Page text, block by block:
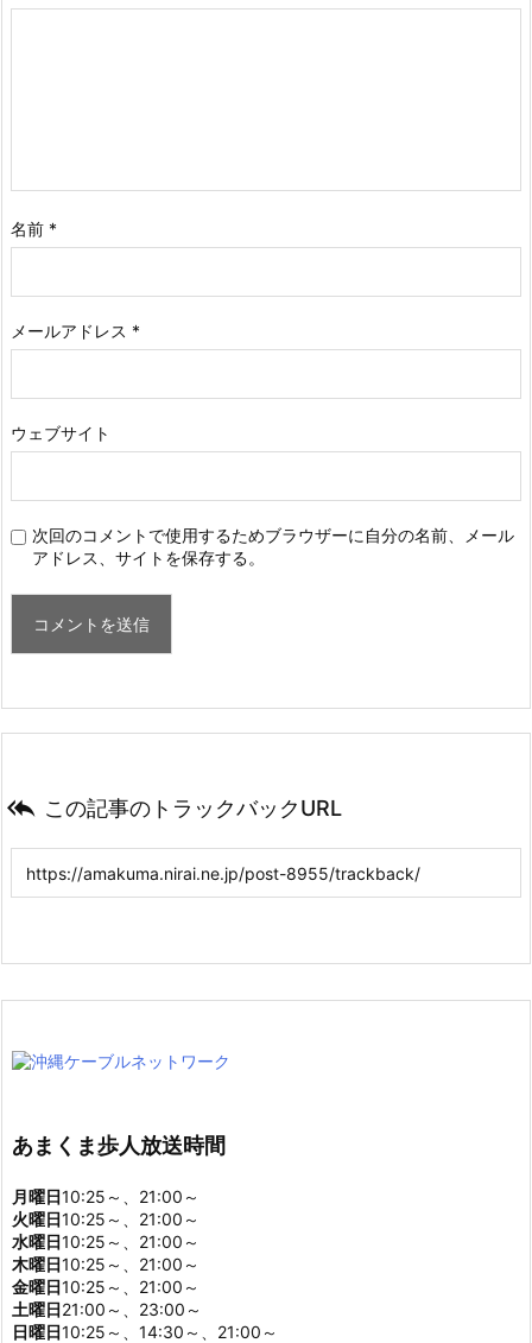
名前 *
メールアドレス *
ウェブサイト
次回のコメントで使用するためブラウザーに自分の名前、メール
アドレス、サイトを保存する。
 この記事のトラックバックURL
あまくま歩人放送時間
月曜日10:25～、21:00～
火曜日10:25～、21:00～
水曜日10:25～、21:00～
木曜日10:25～、21:00～
金曜日10:25～、21:00～
土曜日21:00～、23:00～
日曜日10:25～、14:30～、21:00～